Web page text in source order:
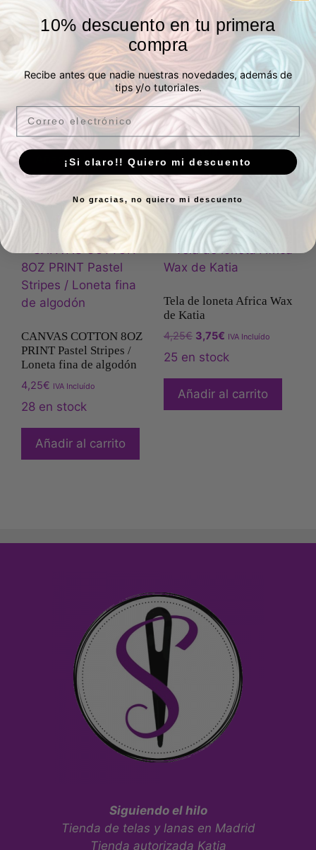
Loneta mapas vintage
€ IVA Incluído
50 en stock
Añadir al carrito
Panel bolso pavos reales,
shopper bag
Valorado
con
5.00
de 5
19,95 € IVA Incluído
4 en stock
Añadir al carrito
CANVAS COTTON 8OZ
PRINT Pastel Stripes /
Loneta fina de algodón
4,25€ IVA Incluído
28 en stock
Añadir al carrito
Tela de loneta Africa Wax
de Katia
4,25€ 3,75€ IVA Incluído
25 en stock
Añadir al carrito
Siguiendo el hilo
Tienda de telas y lanas en Madrid
Tienda autorizada Katia
10% descuento en tu primera
compra
Recibe antes que nadie nuestras novedades, además de
tips y/o tutoriales.
Email
¡Si claro!! Quiero mi descuento
No gracias, no quiero mi descuento